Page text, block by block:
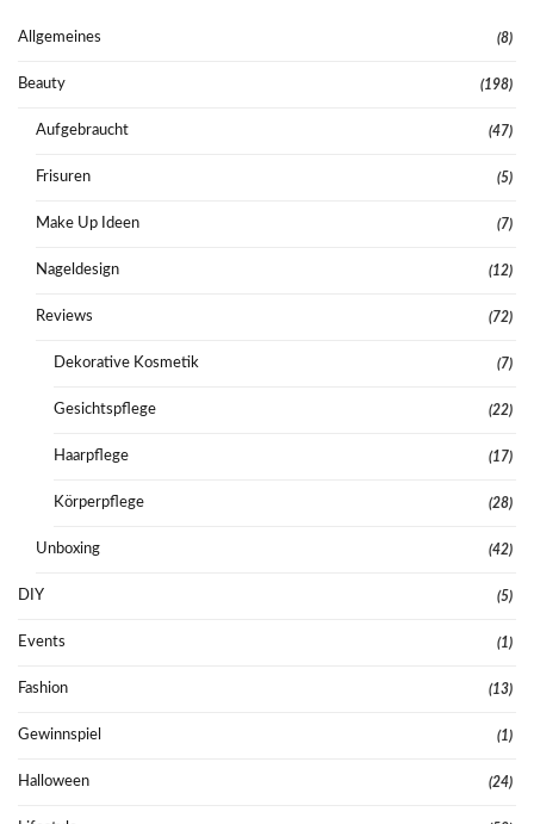
Allgemeines (8)
Beauty (198)
Aufgebraucht (47)
Frisuren (5)
Make Up Ideen (7)
Nageldesign (12)
Reviews (72)
Dekorative Kosmetik (7)
Gesichtspflege (22)
Haarpflege (17)
Körperpflege (28)
Unboxing (42)
DIY (5)
Events (1)
Fashion (13)
Gewinnspiel (1)
Halloween (24)